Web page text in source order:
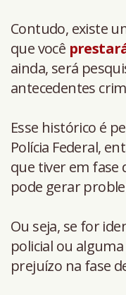
Contudo, existe
que você
ainda, será
antecedentes
Esse histórico é
Polícia Federal,
que tiver em fase
pode gerar
Ou seja, se for
policial ou
prejuízo na fase